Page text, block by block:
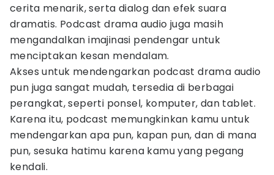
cerita menarik, serta dialog dan efek suara
dramatis. Podcast drama audio juga masih
mengandalkan imajinasi pendengar untuk
menciptakan kesan mendalam.
Akses untuk mendengarkan podcast drama audio
pun juga sangat mudah, tersedia di berbagai
perangkat, seperti ponsel, komputer, dan tablet.
Karena itu, podcast memungkinkan kamu untuk
mendengarkan apa pun, kapan pun, dan di mana
pun, sesuka hatimu karena kamu yang pegang
kendali.